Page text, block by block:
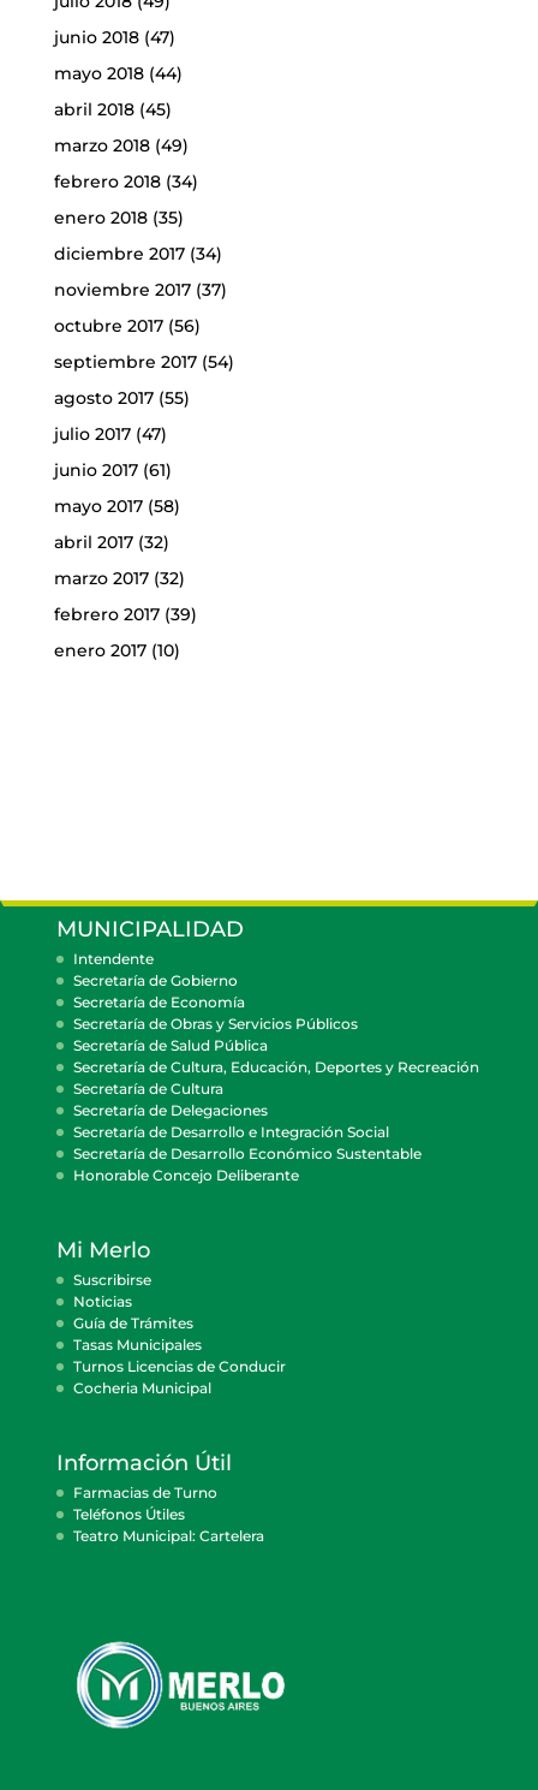
junio 2018(47)
mayo 2018(44)
abril 2018(45)
marzo 2018(49)
febrero 2018(34)
enero 2018(35)
diciembre 2017(34)
noviembre 2017(37)
octubre 2017(56)
septiembre 2017(54)
agosto 2017(55)
julio 2017(47)
junio 2017(61)
mayo 2017(58)
abril 2017(32)
marzo 2017(32)
febrero 2017(39)
enero 2017(10)
MUNICIPALIDAD
Intendente
Secretaría de Gobierno
Secretaría de Economía
Secretaría de Obras y Servicios Públicos
Secretaría de Salud Pública
Secretaría de Cultura, Educación, Deportes y Recreación
Secretaría de Cultura
Secretaría de Delegaciones
Secretaría de Desarrollo e Integración Social
Secretaría de Desarrollo Económico Sustentable
Honorable Concejo Deliberante
Mi Merlo
Suscribirse
Noticias
Guía de Trámites
Tasas Municipales
Turnos Licencias de Conducir
Cocheria Municipal
Información Útil
Farmacias de Turno
Teléfonos Útiles
Teatro Municipal: Cartelera